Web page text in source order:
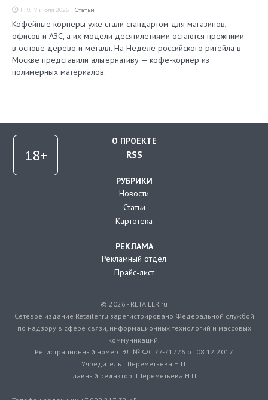
11:19, 17 июля 2026 Статьи
Кофейные корнеры уже стали стандартом для магазинов,
офисов и АЗС, а их модели десятилетиями остаются прежними —
в основе дерево и металл. На Неделе российского ритейла в
Москве представили альтернативу — кофе-корнер из
полимерных материалов.
О ПРОЕКТЕ
RSS
РУБРИКИ
Новости
Статьи
Картотека
РЕКЛАМА
Рекламный отдел
Прайс-лист
© 2026 - RETAILER.ru
Сетевое издание Retailer.ru зарегистрировано Федеральной службой
по надзору в сфере связи, информационных технологий и массовых
коммуникаций.
Регистрационный номер: ЭЛ № ФС 77-71776 от 08.12.2017
Учредитель: Шереметьева Н.П.
Главный редактор: Шереметьева Н.П.